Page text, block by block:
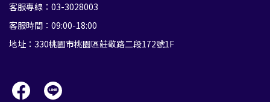
客服專線：03-3028003
客服時間：09:00-18:00
地址：330桃園市桃園區莊敬路二段172號1F